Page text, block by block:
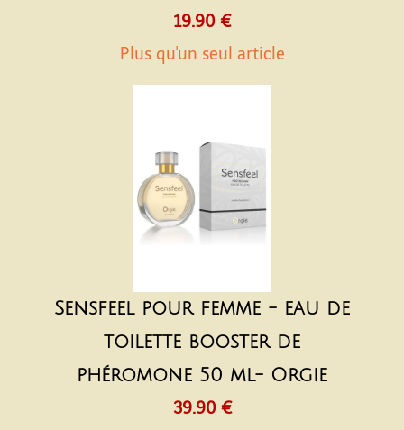
19.90 €
Plus qu'un seul article
Sensfeel pour femme - eau de
toilette booster de
phéromone 50 ml- Orgie
39.90 €